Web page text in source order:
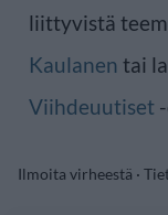
liittyvistä
Kaulanen tai
Viihdeuutiset
Ilmoita virheestä ·